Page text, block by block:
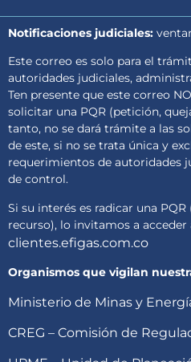
Notificaciones judiciales:
Este correo es solo para el
autoridades judiciales,
Ten presente que este correo
solicitar una PQR (petición,
tanto, no se dará trámite a las
de este, si no se trata única y
requerimientos de autoridades
de control.
Si su interés es radicar una
recurso), lo invitamos a
clientes.efigas.com.co
Organismos que vigilan
Ministerio de Minas y
CREG – Comisión de